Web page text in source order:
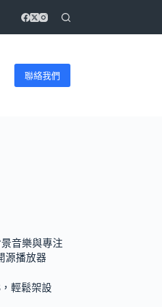
聯絡我們
音樂與專注
源播放器
，輕鬆架設